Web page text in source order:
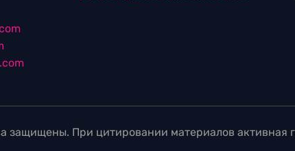
При цитировании материалов активная